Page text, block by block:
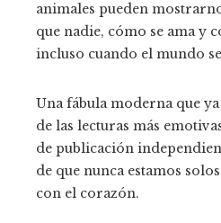
animales pueden
que nadie, cómo se ama y
incluso cuando el mundo
Una fábula moderna que
de las lecturas más
de publicación
de que nunca estamos
con el corazón.